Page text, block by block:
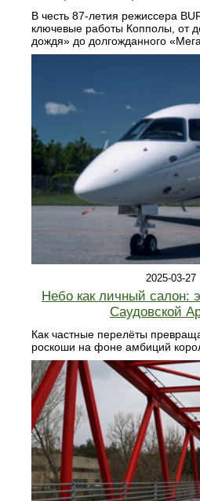
В честь 87-летия режиссера
ключевые работы Копполы, от
дождя» до долгожданного
2025-03-27
Небо как личный салон:
Саудовской
Как частные перелёты
роскоши на фоне амбиций